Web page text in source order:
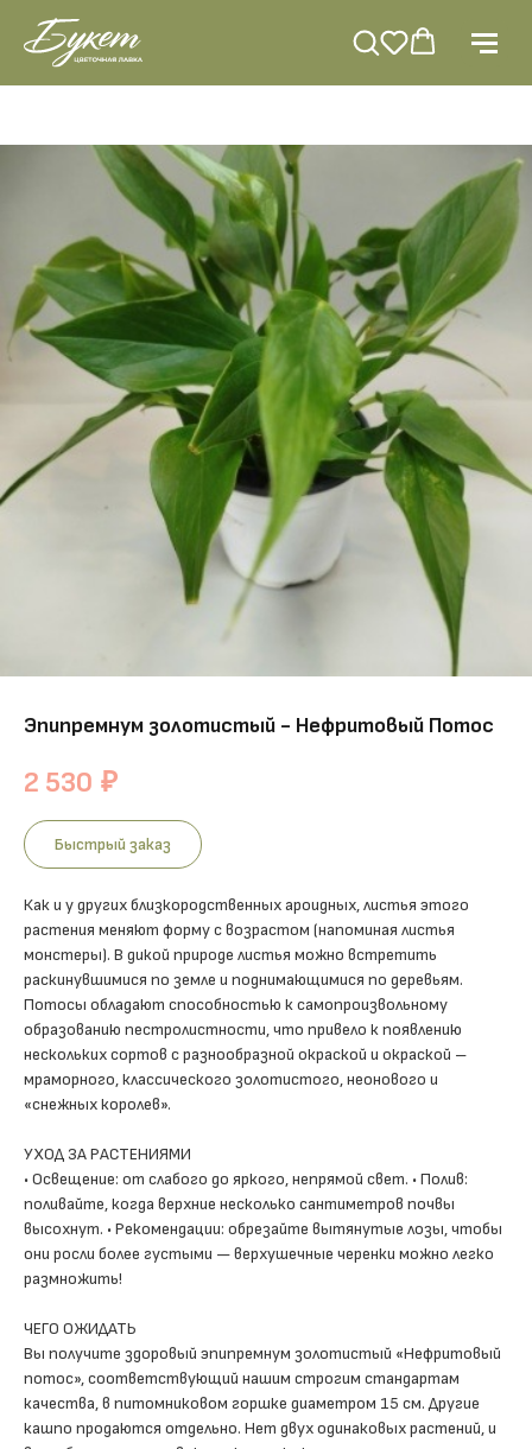
Эпипремнум золотистый - Нефритовый Потос
2 530 ₽
Быстрый заказ
Как и у других близкородственных ароидных, листья этого
растения меняют форму с возрастом (напоминая листья
монстеры). В дикой природе листья можно встретить
раскинувшимися по земле и поднимающимися по деревьям.
Потосы обладают способностью к самопроизвольному
образованию пестролистности, что привело к появлению
нескольких сортов с разнообразной окраской и окраской –
мраморного, классического золотистого, неонового и
«снежных королев».
УХОД ЗА РАСТЕНИЯМИ
• Освещение: от слабого до яркого, непрямой свет. • Полив:
поливайте, когда верхние несколько сантиметров почвы
высохнут. • Рекомендации: обрезайте вытянутые лозы, чтобы
они росли более густыми — верхушечные черенки можно легко
размножить!
ЧЕГО ОЖИДАТЬ
Вы получите здоровый эпипремнум золотистый «Нефритовый
потос», соответствующий нашим строгим стандартам
качества, в питомниковом горшке диаметром 15 см. Другие
кашпо продаются отдельно. Нет двух одинаковых растений, и